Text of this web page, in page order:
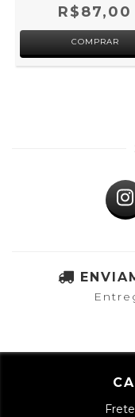
R$87,00